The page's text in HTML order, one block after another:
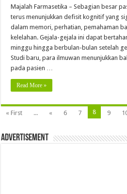
Majalah Farmasetika – Sebagian besar
terus menunjukkan defisit kognitif yang
dalam memori, perhatian, pemahaman
kelelahan. Gejala-gejala ini dapat
minggu hingga berbulan-bulan setelah
Studi baru, para ilmuwan menunjukkan
pada pasien …
Read More »
« First ... « 6 7 8 9
Advertisement